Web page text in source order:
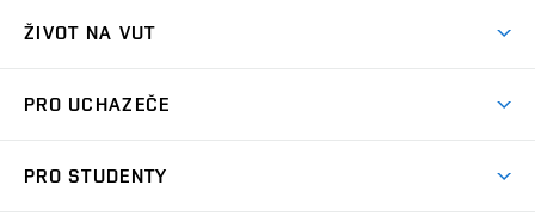
ŽIVOT NA VUT
Koleje
PRO UCHAZEČE
PRO STUDENTY